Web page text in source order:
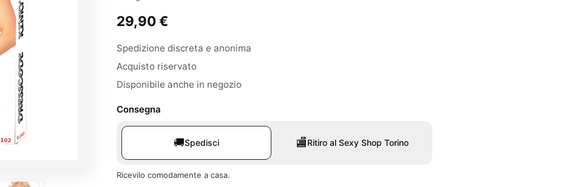
29,90€
Spedizione discreta e anonima
Acquisto riservato
Disponibile anche in negozio
Consegna
🚚Spedisci 🏬Ritiro al Sexy Shop Torino
Ricevilo comodamente a casa.